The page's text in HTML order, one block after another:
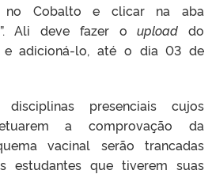
no Cobalto e clicar na aba
Ali deve fazer oupload do
e adicioná-lo, até o dia 03 de
presenciais cujos
a comprovação da
vacinal serão trancadas
estudantes que tiverem suas